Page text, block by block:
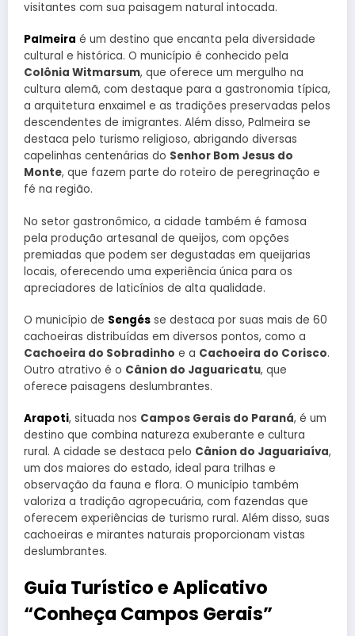
visitantes com sua paisagem natural intocada.
Palmeira é um destino que encanta pela diversidade
cultural e histórica. O município é conhecido pela
Colônia Witmarsum, que oferece um mergulho na
cultura alemã, com destaque para a gastronomia típica,
a arquitetura enxaimel e as tradições preservadas pelos
descendentes de imigrantes. Além disso, Palmeira se
destaca pelo turismo religioso, abrigando diversas
capelinhas centenárias do Senhor Bom Jesus do
Monte, que fazem parte do roteiro de peregrinação e
fé na região.
No setor gastronômico, a cidade também é famosa
pela produção artesanal de queijos, com opções
premiadas que podem ser degustadas em queijarias
locais, oferecendo uma experiência única para os
apreciadores de laticínios de alta qualidade.
O município de Sengés se destaca por suas mais de 60
cachoeiras distribuídas em diversos pontos, como a
Cachoeira do Sobradinho e a Cachoeira do Corisco.
Outro atrativo é o Cânion do Jaguaricatu, que
oferece paisagens deslumbrantes.
Arapoti, situada nos Campos Gerais do Paraná, é um
destino que combina natureza exuberante e cultura
rural. A cidade se destaca pelo Cânion do Jaguariaíva,
um dos maiores do estado, ideal para trilhas e
observação da fauna e flora. O município também
valoriza a tradição agropecuária, com fazendas que
oferecem experiências de turismo rural. Além disso, suas
cachoeiras e mirantes naturais proporcionam vistas
deslumbrantes.
Guia Turístico e Aplicativo
“Conheça Campos Gerais”